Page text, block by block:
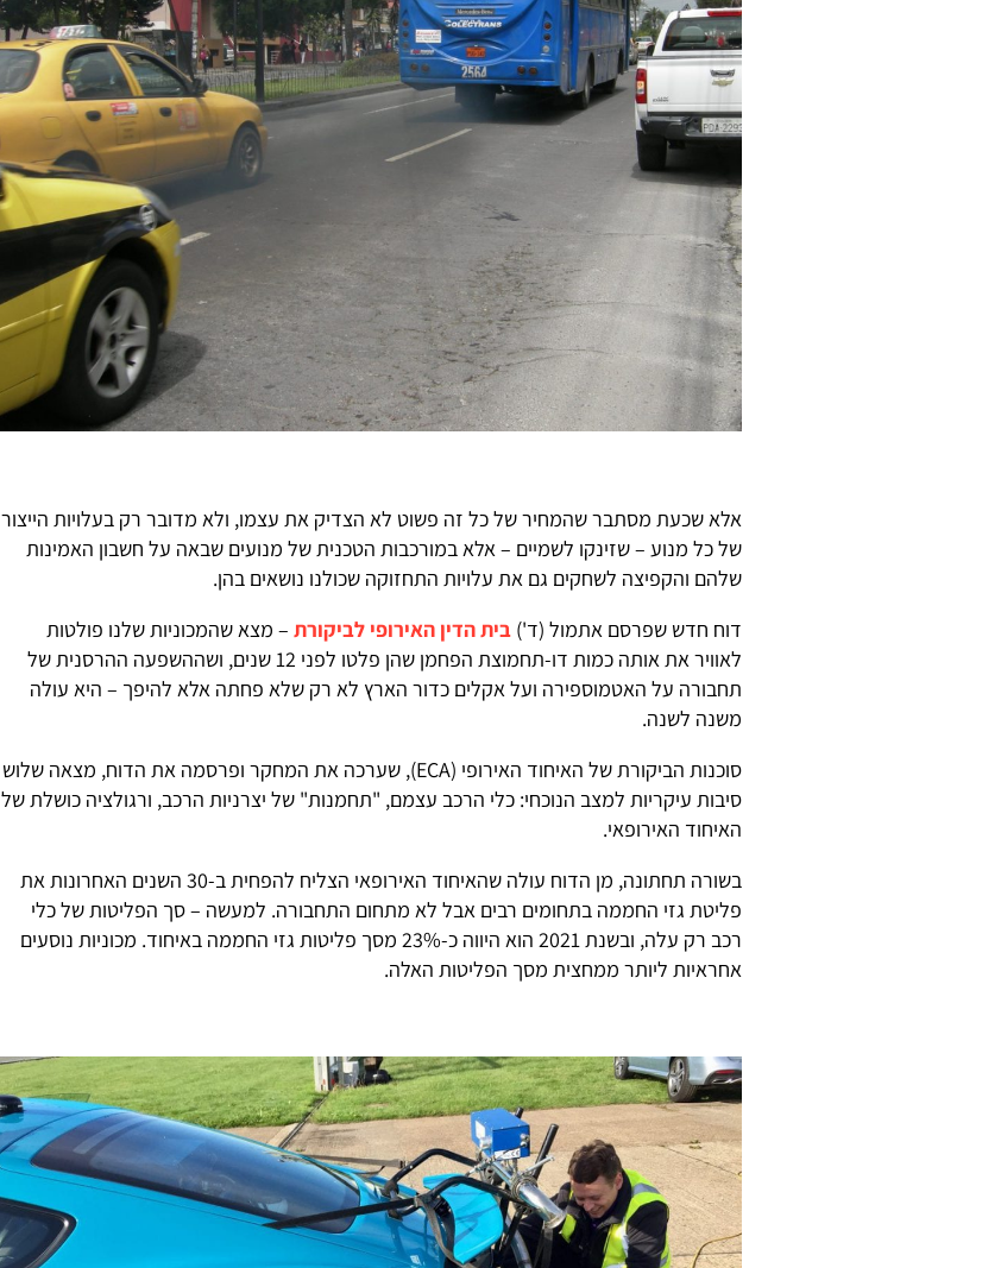
אלא שכעת מסתבר שהמחיר של כל זה פשוט לא הצדיק את עצמו, ולא מדובר רק בעלויות הייצור
של כל מנוע – שזינקו לשמיים – אלא במורכבות הטכנית של מנועים שבאה על חשבון האמינות
שלהם והקפיצה לשחקים גם את עלויות התחזוקה שכולנו נושאים בהן.
דוח חדש שפרסם אתמול (ד') בית הדין האירופי לביקורת– מצא שהמכוניות שלנו פולטות
לאוויר את אותה כמות דו-תחמוצת הפחמן שהן פלטו לפני 12 שנים, ושההשפעה ההרסנית של
תחבורה על האטמוספירה ועל אקלים כדור הארץ לא רק שלא פחתה אלא להיפך – היא עולה
משנה לשנה.
סוכנות הביקורת של האיחוד האירופי (ECA), שערכה את המחקר ופרסמה את הדוח, מצאה שלוש
סיבות עיקריות למצב הנוכחי: כלי הרכב עצמם, "תחמנות" של יצרניות הרכב, ורגולציה כושלת של
האיחוד האירופאי.
בשורה תחתונה, מן הדוח עולה שהאיחוד האירופאי הצליח להפחית ב-30 השנים האחרונות את
פליטת גזי החממה בתחומים רבים אבל לא מתחום התחבורה. למעשה – סך הפליטות של כלי
רכב רק עלה, ובשנת 2021 הוא היווה כ-23% מסך פליטות גזי החממה באיחוד. מכוניות נוסעים
אחראיות ליותר ממחצית מסך הפליטות האלה.